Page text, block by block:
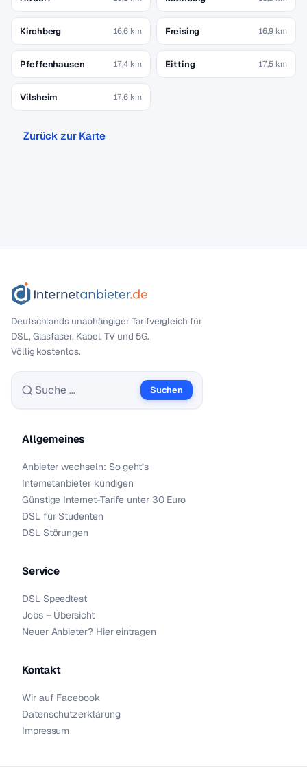
Kirchberg 16,6 km Freising 16,9 km
Pfeffenhausen 17,4 km Eitting 17,5 km
Vilsheim 17,6 km
Zurück zur Karte
Deutschlands unabhängiger Tarif­vergleich für
DSL, Glasfaser, Kabel, TV und 5G.
Völlig kostenlos.
Suche nach:
Suchen
Allgemeines
Anbieter wechseln: So geht’s
Internetanbieter kündigen
Günstige Internet-Tarife unter 30 Euro
DSL für Studenten
DSL Störungen
Service
DSL Speedtest
Jobs – Übersicht
Neuer Anbieter? Hier eintragen
Kontakt
Wir auf Facebook
Datenschutzerklärung
Impressum